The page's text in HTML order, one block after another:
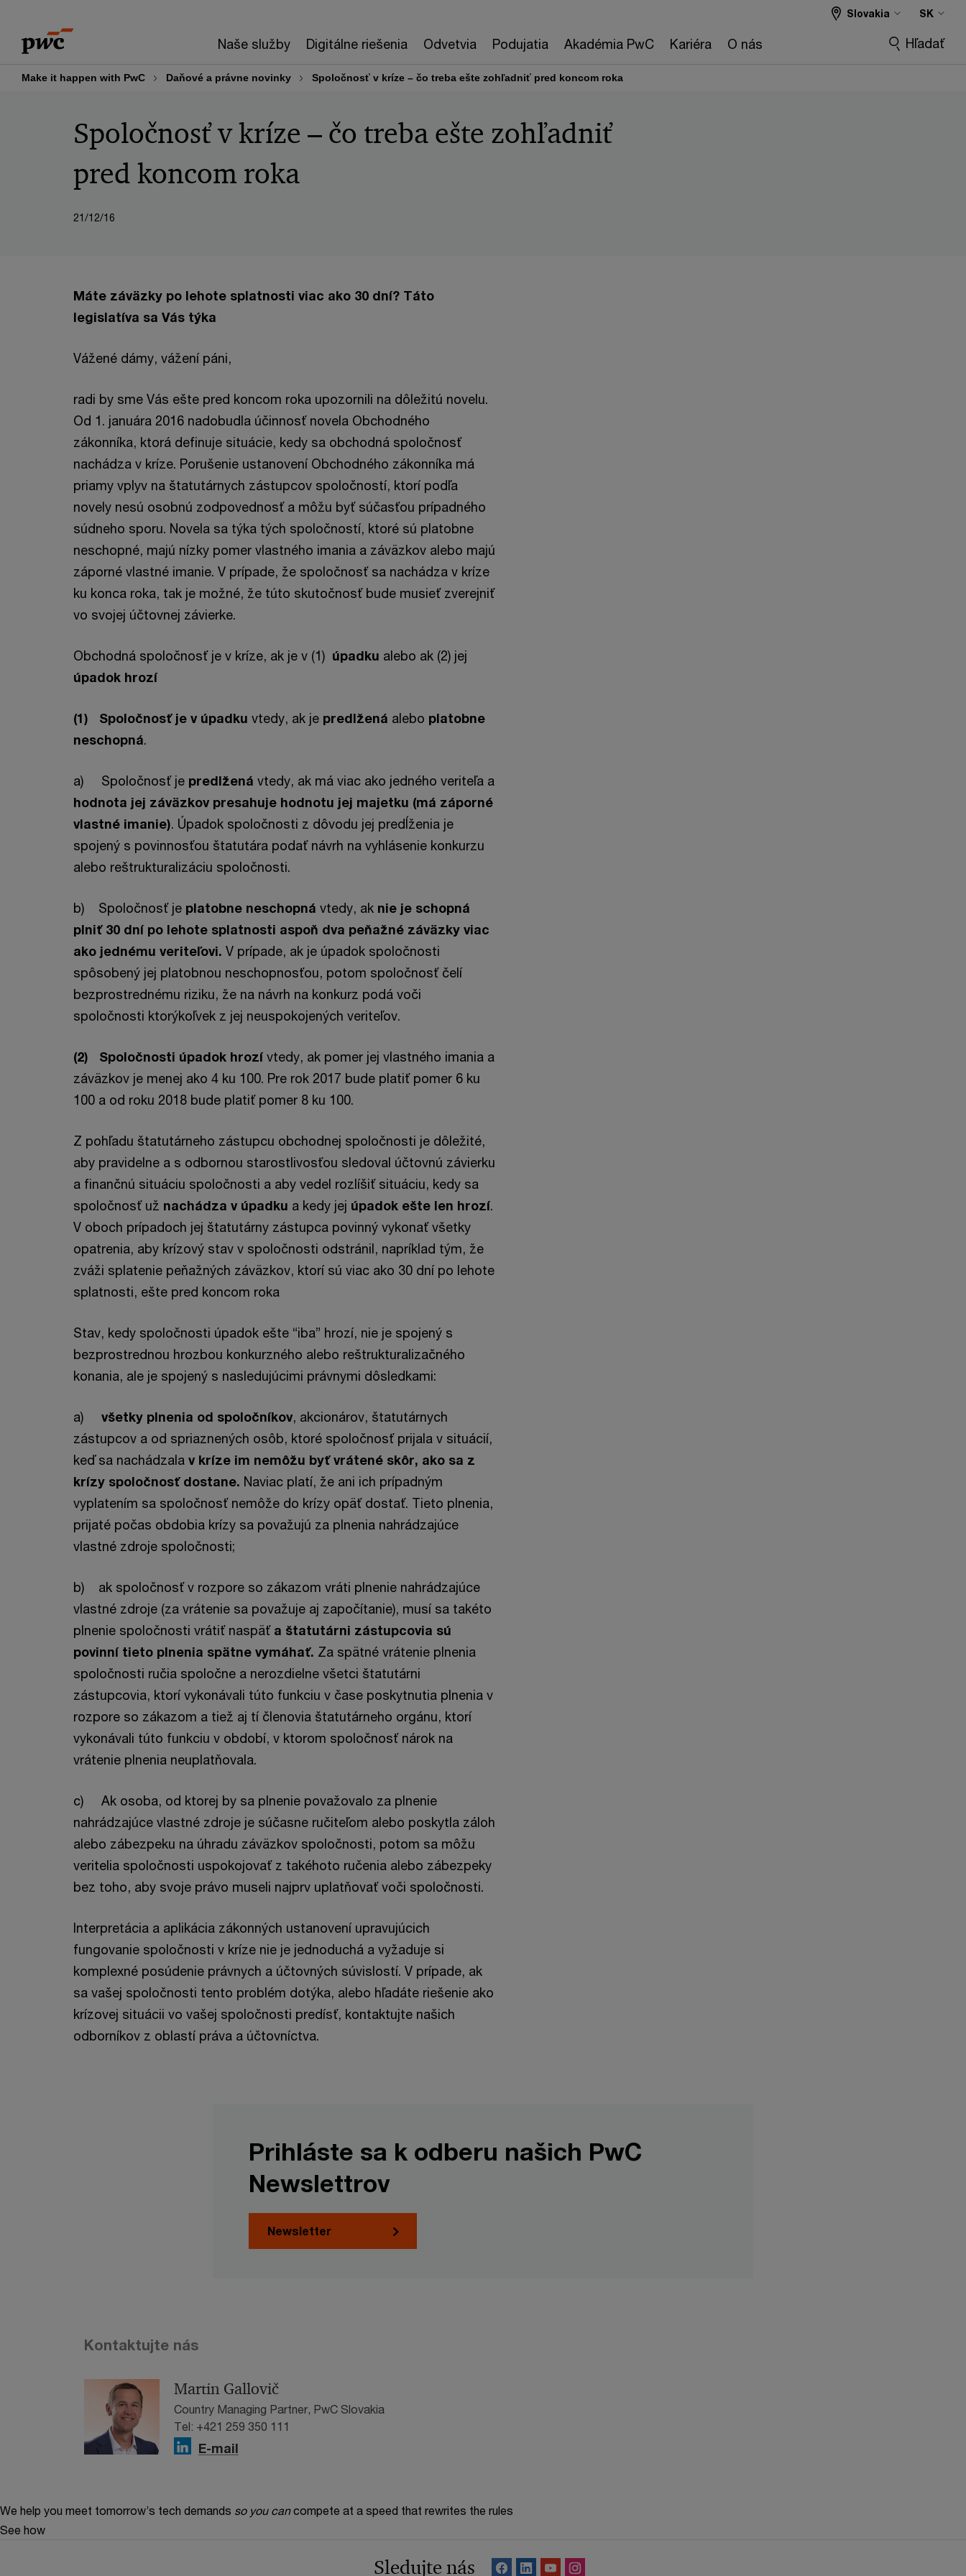
content
footer
Naše služby Digitálne riešenia Odvetvia Podujatia Akadémia PwC Kariéra O nás
Slovakia SK
Hľadať
Make it happen with PwC Daňové a právne novinky Spoločnosť v kríze – čo treba ešte zohľadniť pred koncom roka
Spoločnosť v kríze – čo treba ešte zohľadniť
pred koncom roka
21/12/16
Máte záväzky po lehote splatnosti viac ako 30 dní? Táto
legislatíva sa Vás týka
Vážené dámy, vážení páni,
radi by sme Vás ešte pred koncom roka upozornili na dôležitú novelu.
Od 1. januára 2016 nadobudla účinnosť novela Obchodného
zákonníka, ktorá definuje situácie, kedy sa obchodná spoločnosť
nachádza v kríze. Porušenie ustanovení Obchodného zákonníka má
priamy vplyv na štatutárnych zástupcov spoločností, ktorí podľa
novely nesú osobnú zodpovednosť a môžu byť súčasťou prípadného
súdneho sporu. Novela sa týka tých spoločností, ktoré sú platobne
neschopné, majú nízky pomer vlastného imania a záväzkov alebo majú
záporné vlastné imanie. V prípade, že spoločnosť sa nachádza v kríze
ku konca roka, tak je možné, že túto skutočnosť bude musieť zverejniť
vo svojej účtovnej závierke.
Obchodná spoločnosť je v kríze, ak je v (1) úpadku alebo ak (2) jej
úpadok hrozí
(1) Spoločnosť je v úpadku vtedy, ak je predlžená alebo platobne
neschopná.
a) Spoločnosť je predlžená vtedy, ak má viac ako jedného veriteľa a
hodnota jej záväzkov presahuje hodnotu jej majetku (má záporné
vlastné imanie). Úpadok spoločnosti z dôvodu jej predĺženia je
spojený s povinnosťou štatutára podať návrh na vyhlásenie konkurzu
alebo reštrukturalizáciu spoločnosti.
b) Spoločnosť je platobne neschopná vtedy, ak nie je schopná
plniť 30 dní po lehote splatnosti aspoň dva peňažné záväzky viac
ako jednému veriteľovi. V prípade, ak je úpadok spoločnosti
spôsobený jej platobnou neschopnosťou, potom spoločnosť čelí
bezprostrednému riziku, že na návrh na konkurz podá voči
spoločnosti ktorýkoľvek z jej neuspokojených veriteľov.
(2) Spoločnosti úpadok hrozí vtedy, ak pomer jej vlastného imania a
záväzkov je menej ako 4 ku 100. Pre rok 2017 bude platiť pomer 6 ku
100 a od roku 2018 bude platiť pomer 8 ku 100.
Z pohľadu štatutárneho zástupcu obchodnej spoločnosti je dôležité,
aby pravidelne a s odbornou starostlivosťou sledoval účtovnú závierku
a finančnú situáciu spoločnosti a aby vedel rozlíšiť situáciu, kedy sa
spoločnosť už nachádza v úpadku a kedy jej úpadok ešte len hrozí.
V oboch prípadoch jej štatutárny zástupca povinný vykonať všetky
opatrenia, aby krízový stav v spoločnosti odstránil, napríklad tým, že
zváži splatenie peňažných záväzkov, ktorí sú viac ako 30 dní po lehote
splatnosti, ešte pred koncom roka
Stav, kedy spoločnosti úpadok ešte “iba” hrozí, nie je spojený s
bezprostrednou hrozbou konkurzného alebo reštrukturalizačného
konania, ale je spojený s nasledujúcimi právnymi dôsledkami:
a) všetky plnenia od spoločníkov, akcionárov, štatutárnych
zástupcov a od spriaznených osôb, ktoré spoločnosť prijala v situácií,
keď sa nachádzala v kríze im nemôžu byť vrátené skôr, ako sa z
krízy spoločnosť dostane. Naviac platí, že ani ich prípadným
vyplatením sa spoločnosť nemôže do krízy opäť dostať. Tieto plnenia,
prijaté počas obdobia krízy sa považujú za plnenia nahrádzajúce
vlastné zdroje spoločnosti;
b) ak spoločnosť v rozpore so zákazom vráti plnenie nahrádzajúce
vlastné zdroje (za vrátenie sa považuje aj započítanie), musí sa takéto
plnenie spoločnosti vrátiť naspäť a štatutárni zástupcovia sú
povinní tieto plnenia spätne vymáhať. Za spätné vrátenie plnenia
spoločnosti ručia spoločne a nerozdielne všetci štatutárni
zástupcovia, ktorí vykonávali túto funkciu v čase poskytnutia plnenia v
rozpore so zákazom a tiež aj tí členovia štatutárneho orgánu, ktorí
vykonávali túto funkciu v období, v ktorom spoločnosť nárok na
vrátenie plnenia neuplatňovala.
c) Ak osoba, od ktorej by sa plnenie považovalo za plnenie
nahrádzajúce vlastné zdroje je súčasne ručiteľom alebo poskytla záloh
alebo zábezpeku na úhradu záväzkov spoločnosti, potom sa môžu
veritelia spoločnosti uspokojovať z takéhoto ručenia alebo zábezpeky
bez toho, aby svoje právo museli najprv uplatňovať voči spoločnosti.
Interpretácia a aplikácia zákonných ustanovení upravujúcich
fungovanie spoločnosti v kríze nie je jednoduchá a vyžaduje si
komplexné posúdenie právnych a účtovných súvislostí. V prípade, ak
sa vašej spoločnosti tento problém dotýka, alebo hľadáte riešenie ako
krízovej situácii vo vašej spoločnosti predísť, kontaktujte našich
odborníkov z oblastí práva a účtovníctva.
Prihláste sa k odberu našich PwC
Newslettrov
Newsletter
Kontaktujte nás
Martin Gallovič
Country Managing Partner, PwC Slovakia
Tel: +421 259 350 111
E-mail
We help you meet tomorrow’s tech demands so you can compete at a speed that rewrites the rules
See how
Sledujte nás